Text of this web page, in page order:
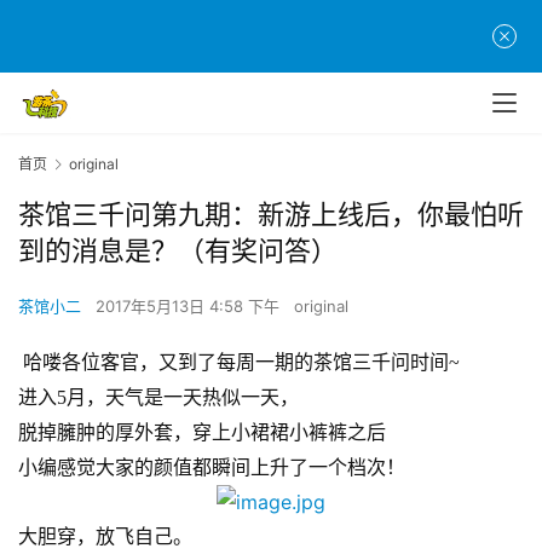
首页 original
茶馆三千问第九期：新游上线后，你最怕听
到的消息是？（有奖问答）
茶馆小二 2017年5月13日 4:58 下午 original
哈喽各位客官，又到了每周一期的茶馆三千问时间~
进入5月，天气是一天热似一天，
脱掉臃肿的厚外套，穿上小裙裙小裤裤之后
小编感觉大家的颜值都瞬间上升了一个档次！
大胆穿，放飞自己。